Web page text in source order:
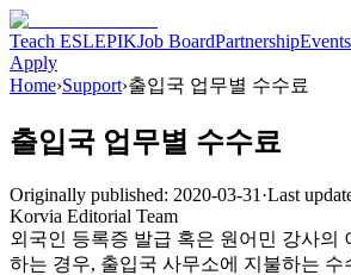
Teach ESLEPIKJob BoardPartnershipEvents
Apply
Home›Support›출입국 업무별 수수료
출입국 업무별 수수료
Originally published: 2020-03-31 ·Last
Korvia Editorial Team
외국인 등록증 발급 혹은 원어민 강사의
하는 경우, 출입국 사무소에 지불하는 수